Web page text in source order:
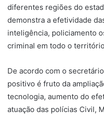
diferentes regiões do
demonstra a efetividade
inteligência, policiamento
criminal em todo o
De acordo com o
positivo é fruto da
tecnologia, aumento do
atuação das polícias Civil,